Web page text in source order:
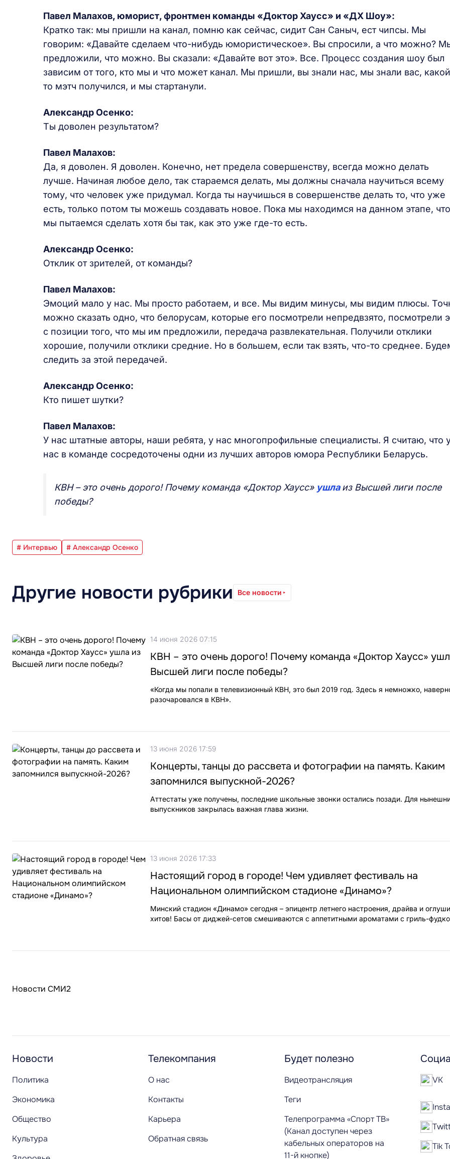
Павел Малахов, юморист, фронтмен команды «Доктор Хаусс» и «ДХ Шоу»:
Кратко так: мы пришли на канал, помню как сейчас, сидит Сан Саныч, ест чипсы. Мы
говорим: «Давайте сделаем что-нибудь юмористическое». Вы спросили, а что можно?
предложили, что можно. Вы сказали: «Давайте вот это». Все. Процесс создания шоу был
зависим от того, кто мы и что может канал. Мы пришли, вы знали нас, мы знали вас,
то мэтч получился, и мы стартанули.
Александр Осенко:
Ты доволен результатом?
Павел Малахов:
Да, я доволен. Я доволен. Конечно, нет предела совершенству, всегда можно делать
лучше. Начиная любое дело, так стараемся делать, мы должны сначала научиться всему
тому, что человек уже придумал. Когда ты научишься в совершенстве делать то, что уже
есть, только потом ты можешь создавать новое. Пока мы находимся на данном этапе, что
мы пытаемся сделать хотя бы так, как это уже где-то есть.
Александр Осенко:
Отклик от зрителей, от команды?
Павел Малахов:
Эмоций мало у нас. Мы просто работаем, и все. Мы видим минусы, мы видим плюсы.
можно сказать одно, что белорусам, которые его посмотрели непредвзято, посмотрели
с позиции того, что мы им предложили, передача развлекательная. Получили отклики
хорошие, получили отклики средние. Но в большем, если так взять, что-то среднее.
следить за этой передачей.
Александр Осенко:
Кто пишет шутки?
Павел Малахов:
У нас штатные авторы, наши ребята, у нас многопрофильные специалисты. Я считаю, что
нас в команде сосредоточены одни из лучших авторов юмора Республики Беларусь.
КВН – это очень дорого! Почему команда «Доктор Хаусс» ушлаиз Высшей лиги после
победы?
# Интервью # Александр Осенко
Другие новости рубрики Все новости
14 июня 2026 07:15
КВН – это очень дорого! Почему команда «Доктор Хаусс»
Высшей лиги после победы?
«Когда мы попали в телевизионный КВН, это был 2019 год. Здесь я немножко,
разочаровался в КВН».
13 июня 2026 17:59
Концерты, танцы до рассвета и фотографии на память. Каким
запомнился выпускной-2026?
Аттестаты уже получены, последние школьные звонки остались позади. Для
выпускников закрылась важная глава жизни.
13 июня 2026 17:33
Настоящий город в городе! Чем удивляет фестиваль на
Национальном олимпийском стадионе «Динамо»?
Минский стадион «Динамо» сегодня – эпицентр летнего настроения, драйва и
хитов! Басы от диджей-сетов смешиваются с аппетитными ароматами с гриль-
Новости СМИ2
Новости
Политика
Экономика
Общество
Культура
Телекомпания
О нас
Контакты
Карьера
Обратная связь
Будет полезно
Видеотрансляция
Теги
Телепрограмма «Спорт ТВ»
(Канал доступен через
кабельных операторов на
11-й кнопке)
VK
Tik